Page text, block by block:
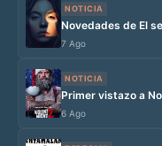
NOTICIA
Novedades de El
7 Ago
NOTICIA
Primer vistazo a
6 Ago